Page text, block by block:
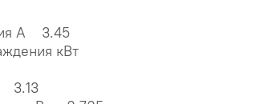
А 3.45
кВт
3.13